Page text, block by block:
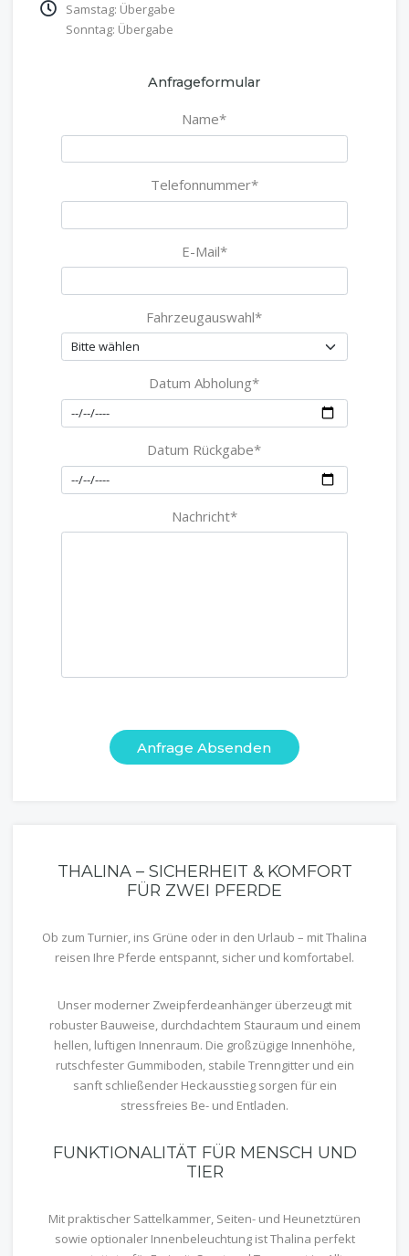
Samstag: Übergabe
Sonntag: Übergabe
Anfrageformular
Name*
Telefonnummer*
E-Mail*
Fahrzeugauswahl*
Datum Abholung*
Datum Rückgabe*
Nachricht*
Anfrage Absenden
THALINA – SICHERHEIT & KOMFORT
FÜR ZWEI PFERDE
Ob zum Turnier, ins Grüne oder in den Urlaub – mit Thalina
reisen Ihre Pferde entspannt, sicher und komfortabel.
Unser moderner Zweipferdeanhänger überzeugt mit
robuster Bauweise, durchdachtem Stauraum und einem
hellen, luftigen Innenraum. Die großzügige Innenhöhe,
rutschfester Gummiboden, stabile Trenngitter und ein
sanft schließender Heckausstieg sorgen für ein
stressfreies Be- und Entladen.
FUNKTIONALITÄT FÜR MENSCH UND
TIER
Mit praktischer Sattelkammer, Seiten- und Heunetztüren
sowie optionaler Innenbeleuchtung ist Thalina perfekt